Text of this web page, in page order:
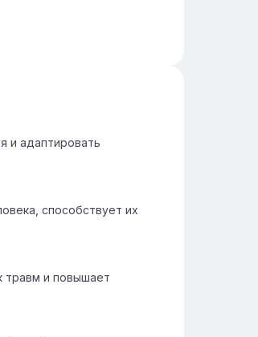
и адаптировать
способствует их
травм и повышает